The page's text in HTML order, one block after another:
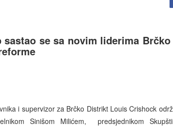
sastao se sa novim liderima
i supervizor za Brčko Distrikt Louis Crishock
Sinišom Milićem, predsjednikom